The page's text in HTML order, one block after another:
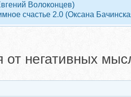
Волоконцев)
счастье 2.0 (Оксана
негативных